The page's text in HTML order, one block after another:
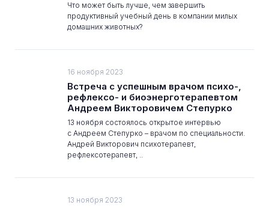
Что может быть лучше, чем завершить
продуктивный учебный день в компании милых
домашних животных?
16 ноября 2023
Встреча с успешным врачом психо-,
рефлексо- и биоэнерготерапевтом
Андреем Викторовичем Степурко
13 ноября состоялось открытое интервью
с Андреем Степурко – врачом по специальности.
Андрей Викторович психотерапевт,
рефлексотерапевт, ..
13 ноября 2023